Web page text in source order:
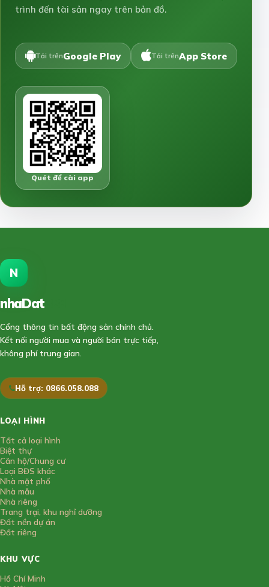
trình đến tài sản ngay trên bản đồ.
Tải trênGoogle Play Tải trênApp Store
Quét để cài app
N
nhaDat
Cổng thông tin bất động sản chính chủ.
Kết nối người mua và người bán trực tiếp,
không phí trung gian.
Hỗ trợ: 0866.058.088
LOẠI HÌNH
Tất cả loại hình
Biệt thự
Căn hộ/Chung cư
Loại BĐS khác
Nhà mặt phố
Nhà mẫu
Nhà riêng
Trang trại, khu nghỉ dưỡng
Đất nền dự án
Đất riêng
KHU VỰC
Hồ Chí Minh